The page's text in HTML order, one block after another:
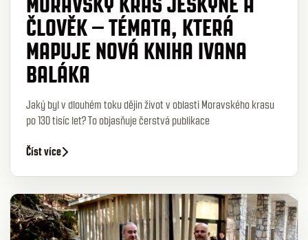
ČLOVĚK – TÉMATA, KTERÁ
MAPUJE NOVÁ KNIHA IVANA
BALÁKA
Jaký byl v dlouhém toku dějin život v oblasti Moravského krasu
po 130 tisíc let? To objasňuje čerstvá publikace
Číst více